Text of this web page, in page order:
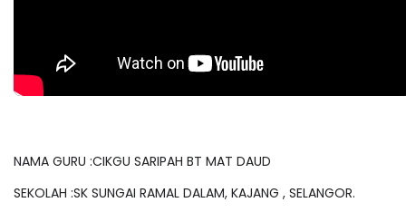
NAMA GURU :CIKGU SARIPAH BT MAT DAUD
SEKOLAH :SK SUNGAI RAMAL DALAM, KAJANG , SELANGOR.